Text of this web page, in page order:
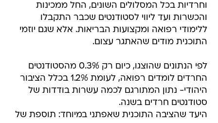
ללימודי רפואה ומקצועות הבריאות. אלא שגם יוזמי
התוכנית מודים שהאתגר עצום.
היהודי- נתון המתורגם לכמה עשרות בודדות של
סטודנטים חרדים בשנה.
היעד שהציבה התוכנית שאפתני במיוחד: תוספת של
כ-2,000 חרדים וחרדיות למקצועות הבריאות
והטיפול בתוך חמש שנים.